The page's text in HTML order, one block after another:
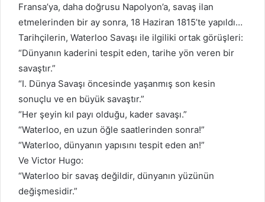
Fransa’ya, daha doğrusu Napolyon’a, savaş ilan
etmelerinden bir ay sonra, 18 Haziran 1815’te yapıldı…
Tarihçilerin, Waterloo Savaşı ile ilgiliki ortak görüşleri:
“Dünyanın kaderini tespit eden, tarihe yön veren bir
savaştır.”
“I. Dünya Savaşı öncesinde yaşanmış son kesin
sonuçlu ve en büyük savaştır.”
“Her şeyin kıl payı olduğu, kader savaşı.”
“Waterloo, en uzun öğle saatlerinden sonra!”
“Waterloo, dünyanın yapısını tespit eden an!”
Ve Victor Hugo:
“Waterloo bir savaş değildir, dünyanın yüzünün
değişmesidir.”